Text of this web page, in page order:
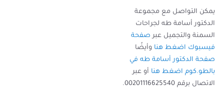
يمكن التواصل مع مجموعة
الدكتور أسامة طه لجراحات
السمنة والتجميل عبرصفحة
فيسبوك اضغط هنا وأيضًا
صفحة الدكتور أسامة طه في
بالطو.كوم اضغط هنا أو عبر
الاتصال برقم 00201116625540.